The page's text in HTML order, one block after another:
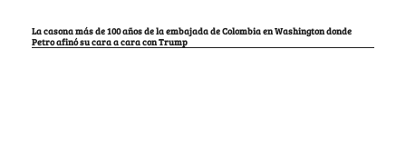
La casona más de 100 años de la embajada de Colombia en Washington donde
Petro afinó su cara a cara con Trump